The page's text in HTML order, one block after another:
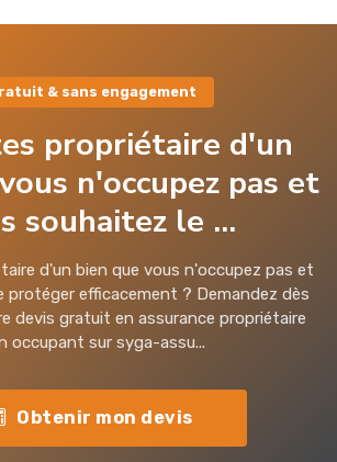
& sans engagement
propriétaire d'un
n'occupez pas et
souhaitez le ...
d'un bien que vous n'occupez pas et
protéger efficacement ? Demandez dès
devis gratuit en assurance propriétaire
occupant sur syga-assu...
Obtenir mon devis